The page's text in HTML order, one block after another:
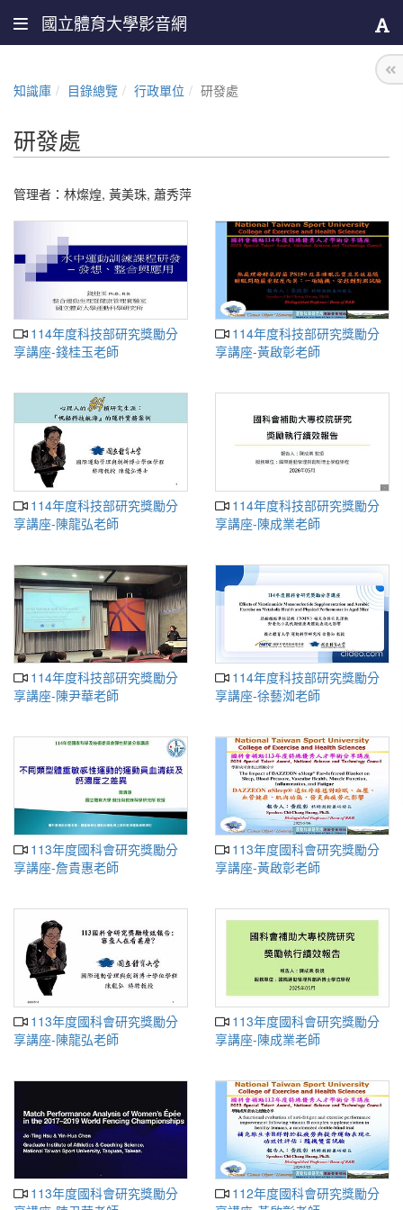
國立體育大學影音網
知識庫 目錄總覽 行政單位 研發處
研發處
管理者： 林燦煌, 黃美珠, 蕭秀萍
114年度科技部研究獎勵分
享講座-錢桂玉老師
114年度科技部研究獎勵分
享講座-黃啟彰老師
114年度科技部研究獎勵分
享講座-陳龍弘老師
114年度科技部研究獎勵分
享講座-陳成業老師
114年度科技部研究獎勵分
享講座-陳尹華老師
114年度科技部研究獎勵分
享講座-徐藝洳老師
113年度國科會研究獎勵分
享講座-詹貴惠老師
113年度國科會研究獎勵分
享講座-黃啟彰老師
113年度國科會研究獎勵分
享講座-陳龍弘老師
113年度國科會研究獎勵分
享講座-陳成業老師
113年度國科會研究獎勵分
112年度國科會研究獎勵分